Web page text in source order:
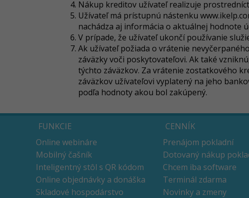
Nákup kreditov užívateľ realizuje
Užívateľ má prístupnú nástenku
nachádza aj informácia o aktuálnej hodnote
V prípade, že užívateľ ukončí používanie
Ak užívateľ požiada o vrátenie
záväzky voči poskytovateľovi. Ak také
týchto záväzkov. Za vrátenie zostatkového
záväzkov užívateľovi vyplatený na jeho
podľa hodnoty akou bol zakúpený.
FUNKCIE
Online webináre
Mobilný čašník
Inteligentný stôl s QR kódom
Online objednávky a donáška
Skladové hospodárstvo
CENNÍK
Prenájom pokladní
Dotovaný nákup
Chcem iba software
Terminál zdarma
Novinky a zmeny